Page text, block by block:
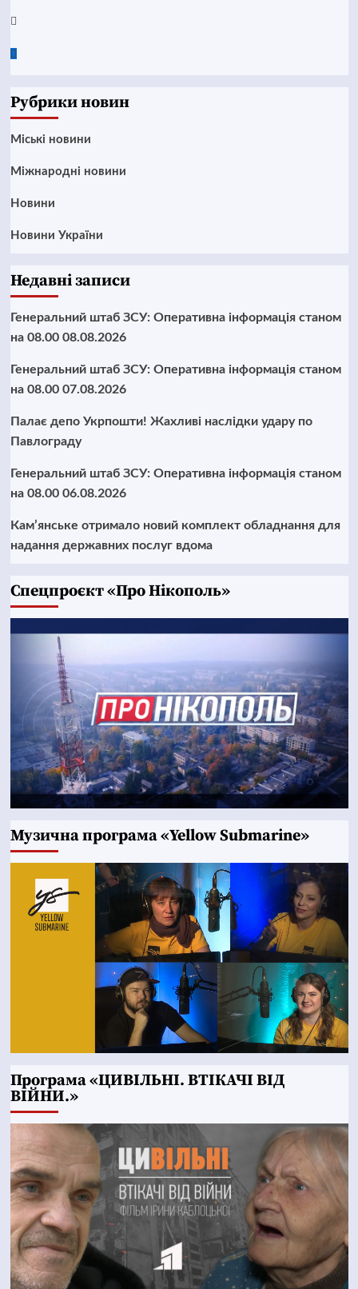
Twitter
Google
Рубрики новин
Mіські новини
Міжнародні новини
Новини
Новини України
Недавні записи
Генеральний штаб ЗСУ: Оперативна інформація станом
на 08.00 08.08.2026
Генеральний штаб ЗСУ: Оперативна інформація станом
на 08.00 07.08.2026
Палає депо Укрпошти! Жахливі наслідки удару по
Павлограду
Генеральний штаб ЗСУ: Оперативна інформація станом
на 08.00 06.08.2026
Кам’янське отримало новий комплект обладнання для
надання державних послуг вдома
Cпецпроєкт «Про Нікополь»
Музична програма «Yellow Submarine»
Програма «ЦИВІЛЬНІ. ВТІКАЧІ ВІД
ВІЙНИ.»